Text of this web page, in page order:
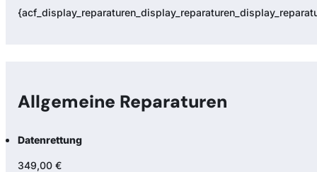
Allgemeine Reparaturen
Datenrettung
349,00 €